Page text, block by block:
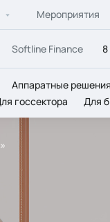
Мероприятия
Softline Finance
Аппаратные решения
госсектора Для